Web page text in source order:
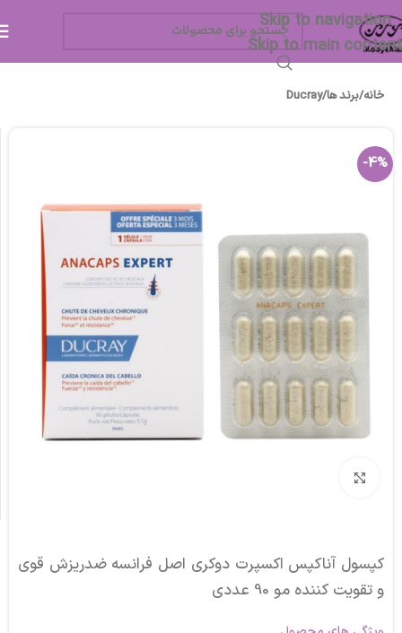
Skip to navigation
Skip to main content
خانه/برند ها/
Ducray
-4%
کپسول آناکپس اکسپرت دوکری اصل فرانسه ضدریزش قوی
و تقویت کننده مو 90 عددی